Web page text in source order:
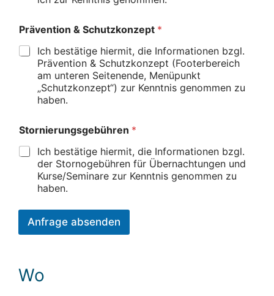
Prävention & Schutzkonzept *
Ich bestätige hiermit, die Informationen bzgl.
Prävention & Schutzkonzept (Footerbereich
am unteren Seitenende, Menüpunkt
„Schutzkonzept“) zur Kenntnis genommen zu
haben.
Stornierungsgebühren *
Ich bestätige hiermit, die Informationen bzgl.
der Stornogebühren für Übernachtungen und
Kurse/Seminare zur Kenntnis genommen zu
haben.
Anfrage absenden
Wo